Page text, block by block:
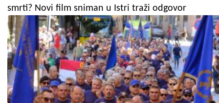
smrti? Novi film sniman u Istri traži odgovor